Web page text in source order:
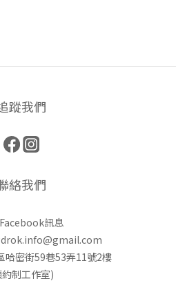
蹤我們
絡我們
訊息
哈密街59巷53弄11號2樓
制工作室)